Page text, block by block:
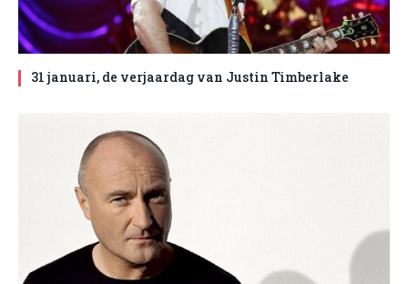
31 januari, de verjaardag van Justin Timberlake